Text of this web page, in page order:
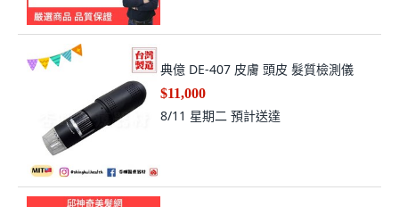
典億 DE-407 皮膚 頭皮 髮質檢測儀
$11,000
8/11 星期二 預計送達